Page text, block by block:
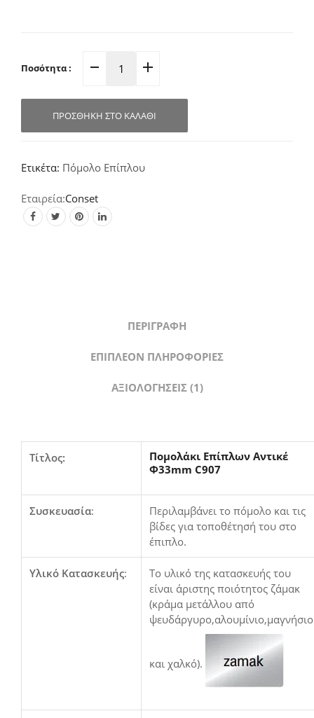
Ποσότητα :
Πομολάκι
Αντικέ
quantity
ΠΡΟΣΘΉΚΗ ΣΤΟ ΚΑΛΆΘΙ
Ετικέτα: Πόμολο Επίπλου
Conset
ΠΕΡΙΓΡΑΦΉ
ΕΠΙΠΛΈΟΝ ΠΛΗΡΟΦΟΡΊΕΣ
ΑΞΙΟΛΟΓΉΣΕΙΣ (1)
Τίτλος:
Πομολάκι Επίπλων Αντικέ
Φ33mm C907
Συσκευασία:
Περιλαμβάνει το πόμολο και τις
βίδες για τοποθέτησή του στο
έπιπλο.
Υλικό Κατασκευής:
Το υλικό της κατασκευής του
είναι άριστης ποιότητος ζάμακ
(κράμα μετάλλου από
ψευδάργυρο,αλουμίνιο,μαγνήσιο
και χαλκό).